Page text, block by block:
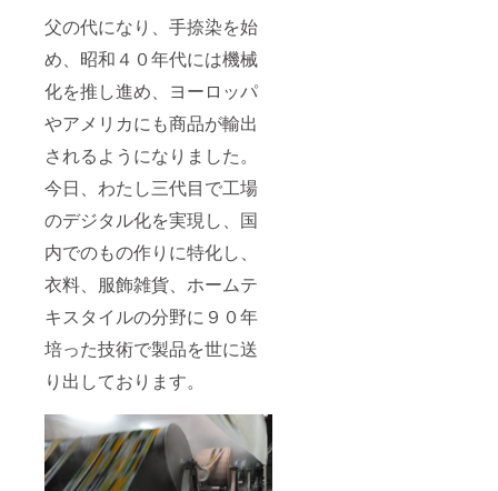
父の代になり、手捺染を始
め、昭和４０年代には機械
化を推し進め、ヨーロッパ
やアメリカにも商品が輸出
されるようになりました。
今日、わたし三代目で工場
のデジタル化を実現し、国
内でのもの作りに特化し、
衣料、服飾雑貨、ホームテ
キスタイルの分野に９０年
培った技術で製品を世に送
り出しております。